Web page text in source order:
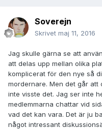
Soverejn
Skrivet maj 11, 2016
Jag skulle gärna se att
att delas upp mellan olika
komplicerat för den nye så
mordernare. Men det går att
inte visste det. Jag ser inte
medlemmarna chattar vid
vad det kan vara. Det är ju
något intressant